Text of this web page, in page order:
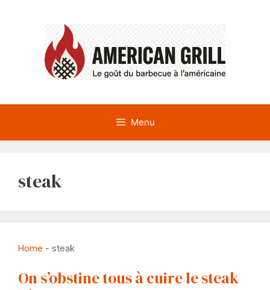
Menu
steak
Home - steak
On s’obstine tous à cuire le steak